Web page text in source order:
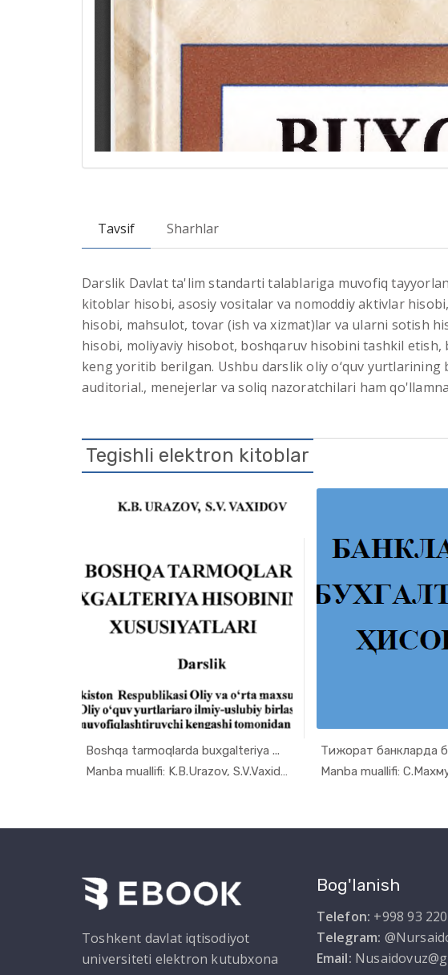
Tavsif Sharhlar
Darslik Davlat ta'lim standarti talablariga muvofiq
kitoblar hisobi, asosiy vositalar va nomoddiy aktivlar
hisobi, mahsulot, tovar (ish va xizmat)lar va ularni sotish
hisobi, moliyaviy hisobot, boshqaruv hisobini tashkil
keng yoritib berilgan. Ushbu darslik oliy o‘quv
auditorial., menejerlar va soliq nazoratchilari ham
Tegishli elektron kitoblar
Boshqa tarmoqlarda buxgalteriya ...
Manba muallifi: K.B.Urazov, S.V.Vaxidov
In Buxgalt...
Toshkent davlat iqtisodiyot
universiteti elektron kutubxona
Bog'lanish
Telefon: +998 93
Telegram:
Email: